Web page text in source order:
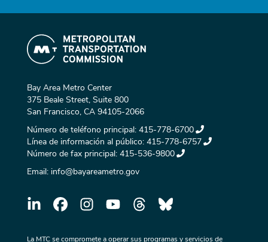
Bay Area Metro Center
375 Beale Street, Suite 800
San Francisco, CA 94105-2066
Número de teléfono principal: 415-778-6700
Línea de información al público: 415-778-6757
Número de fax principal: 415-536-9800
Email: info@bayareametro.gov
La MTC se compromete a operar sus programas y servicios de